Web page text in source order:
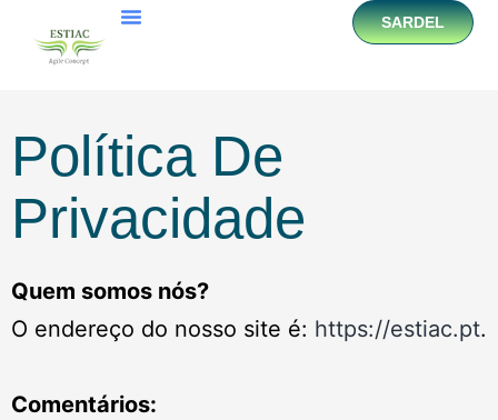
SARDEL
Política De
Privacidade
Quem somos nós?
O endereço do nosso site é: https://estiac.pt.
Comentários: